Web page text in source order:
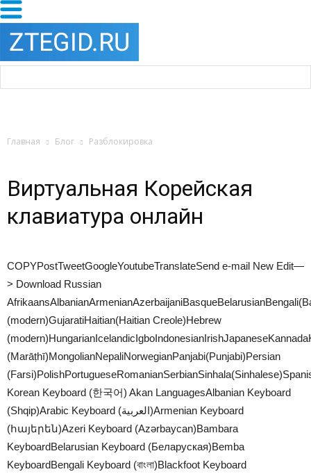
Главная Блог Разблокировка
Виртуальная Корейская
клавиатура онлайн
COPYPostTweetGoogleYoutubeTranslateSend e-mail New Edit—
> Download Russian
(modern)GujaratiHaitian(Haitian Creole)Hebrew
(Marāṭhī)MongolianNepaliNorwegianPanjabi(Punjabi)Persian
Korean Keyboard (한국어) Akan LanguagesAlbanian Keyboard
(Shqip)Arabic Keyboard (العربية)Armenian Keyboard
(հայերեն)Azeri Keyboard (Azərbaycan)Bambara
KeyboardBelarusian Keyboard (Беларуская)Bemba
KeyboardBengali Keyboard (বাংলা)Blackfoot Keyboard